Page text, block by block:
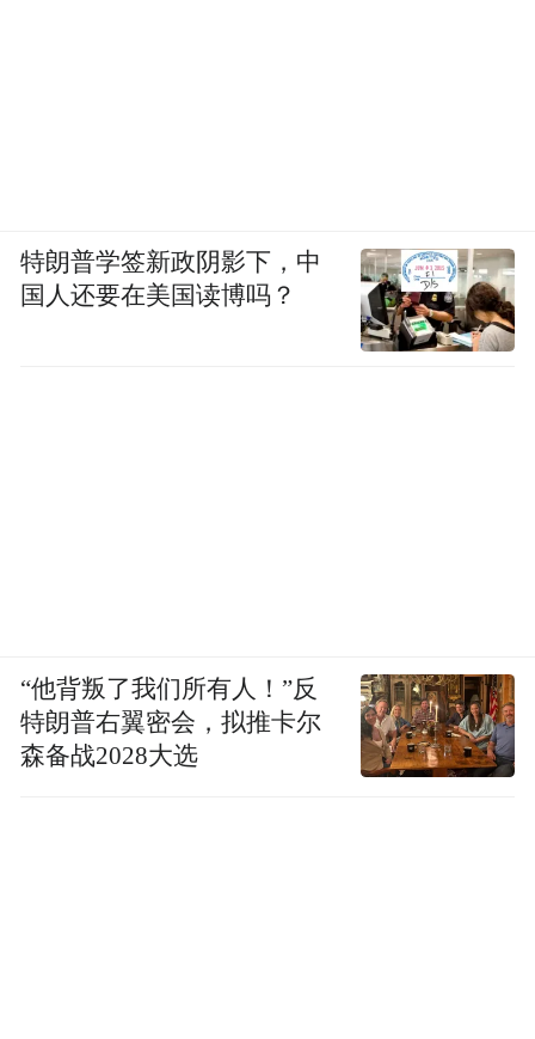
特朗普学签新政阴影下，中
国人还要在美国读博吗？
“他背叛了我们所有人！”反
特朗普右翼密会，拟推卡尔
森备战2028大选